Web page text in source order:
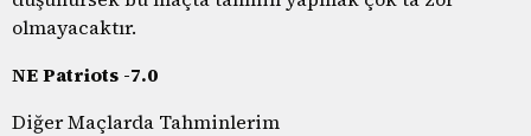
olmayacaktır.
NE Patriots -7.0
Diğer Maçlarda Tahminlerim